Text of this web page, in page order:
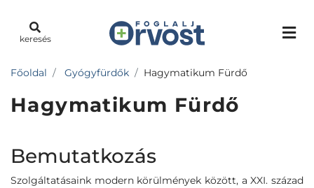
keresés
Főoldal Gyógyfürdők Hagymatikum Fürdő
Hagymatikum Fürdő
Bemutatkozás
Szolgáltatásaink modern körülmények között, a XXI. század